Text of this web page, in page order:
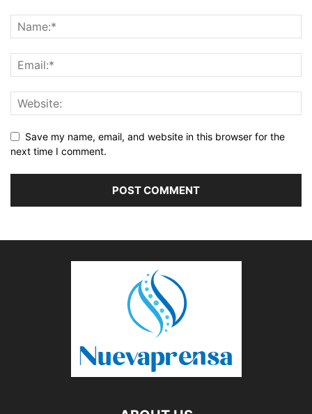
Save my name, email, and website in this browser for the
next time I comment.